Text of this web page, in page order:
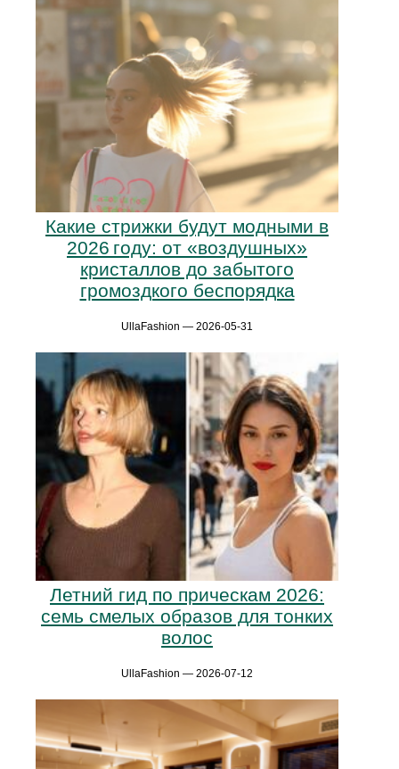
Какие стрижки будут модными в
2026 году: от «воздушных»
кристаллов до забытого
громоздкого беспорядка
UllaFashion — 2026-05-31
Летний гид по прическам 2026:
семь смелых образов для тонких
волос
UllaFashion — 2026-07-12